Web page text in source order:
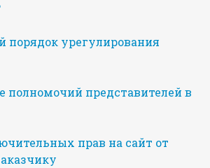
порядок урегулирования
полномочий представителей в
прав на сайт от